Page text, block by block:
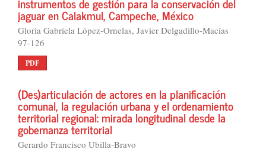
jaguar en Calakmul, Campeche, México
Gloria Gabriela López-Ornelas, Javier Delgadillo-Macías
97-126
PDF
(Des)articulación de actores en la planificación
comunal, la regulación urbana y el ordenamiento
territorial regional: mirada longitudinal desde la
gobernanza territorial
Gerardo Francisco Ubilla-Bravo